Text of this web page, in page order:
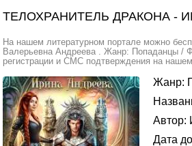
ТЕЛОХРАНИТЕЛЬ ДРАКОНА -
На нашем литературном портале можно
Валерьевна Андреева . Жанр: Попаданцы /
регистрации и СМС подтверждения на
Жанр:
Автор:
Дата